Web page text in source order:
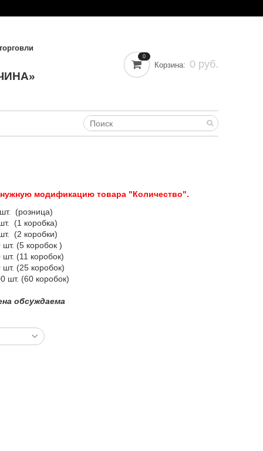
0
Корзина: 0 руб.
модификацию товара "Количество".
(розница)
(1 коробка)
(2 коробки)
шт. (5 коробок )
(11 коробок)
шт. (25 коробок)
шт. (60 коробок)
обсуждаема